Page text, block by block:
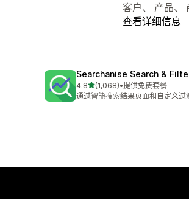
客户、 产品、
查看详细信息
Searchanise Search &
4.8星（满分 5 星）
(1,068)
总共 1068 条评论
•提供免费套餐
通过智能搜索结果页面和自定义过